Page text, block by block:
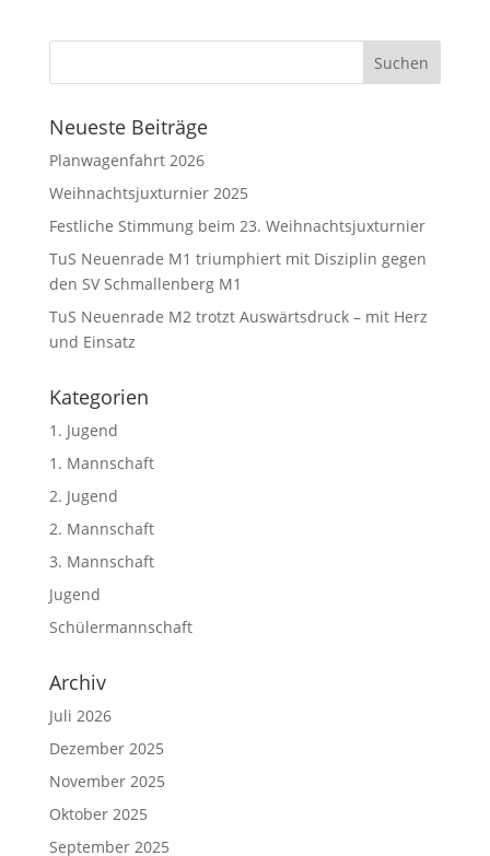
Neueste Beiträge
Planwagenfahrt 2026
Weihnachtsjuxturnier 2025
Festliche Stimmung beim 23. Weihnachtsjuxturnier
TuS Neuenrade M1 triumphiert mit Disziplin gegen
den SV Schmallenberg M1
TuS Neuenrade M2 trotzt Auswärtsdruck – mit Herz
und Einsatz
Kategorien
1. Jugend
1. Mannschaft
2. Jugend
2. Mannschaft
3. Mannschaft
Jugend
Schülermannschaft
Archiv
Juli 2026
Dezember 2025
November 2025
Oktober 2025
September 2025